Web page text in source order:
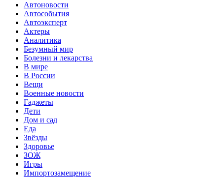
Автоновости
Автособытия
Автоэксперт
Актеры
Аналитика
Безумный мир
Болезни и лекарства
В мире
В России
Вещи
Военные новости
Гаджеты
Дети
Дом и сад
Еда
Звёзды
Здоровье
ЗОЖ
Игры
Импортозамещение